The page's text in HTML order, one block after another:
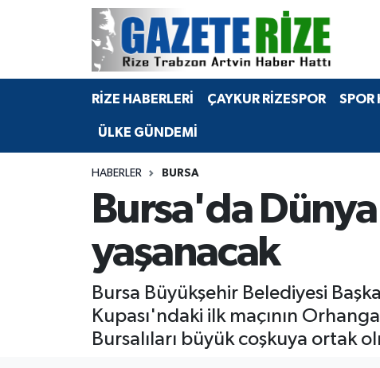
RİZE HABERLERİ ÇAYKUR RİZESPOR SPOR
ÜLKE GÜNDEMİ
HABERLER BURSA
Bursa'da
yaşanacak
Bursa Büyükşehir Belediyesi
Kupası'ndaki ilk maçının
Bursalıları büyük coşkuya ortak
BÖLGEMİZ
Bilim Teknoloji
Advertising news
Canlı Maç
Merkez Nöbetçi Eczaneler
Merkez Hava Durumu
Merkez Trafik Yoğunluk Haritası
Tüm Manşetler
Son Dakika Haberleri
Haber Arşivi